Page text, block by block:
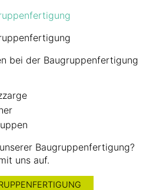
bei der Baugruppenfertigung
Baugruppenfertigung?
uns auf.